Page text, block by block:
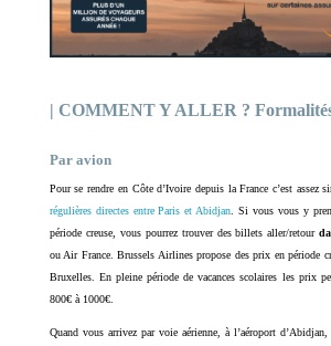
| COMMENT Y ALLER ?
Par avion
Pour se rendre en Côte d’Ivoire depuis la France c’est assez
régulières directes entre Paris et Abidjan . Si vous vous y
période creuse, vous pourrez trouver des billets aller/retour
ou Air France. Brussels Airlines propose des prix en période
Bruxelles. En pleine période de vacances scolaires les prix
800€ à 1000€.
Quand vous arrivez par voie aérienne, à l’aéroport